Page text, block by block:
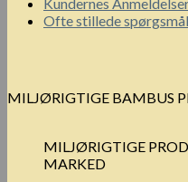
Kundernes
Ofte stillede spørgsmål
MILJØRIGTIGE BAMBUS
MILJØRIGTIGE
MARKED